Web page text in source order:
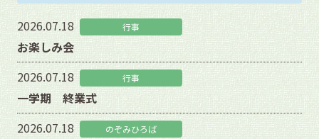
2026.07.18 行事
お楽しみ会
2026.07.18
行事
一学期 終業式
2026.07.18
のぞみひろば